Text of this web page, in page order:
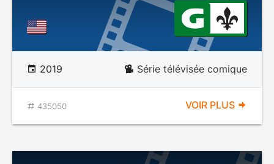
2019 Série télévisée comique
435050 VOIR PLUS